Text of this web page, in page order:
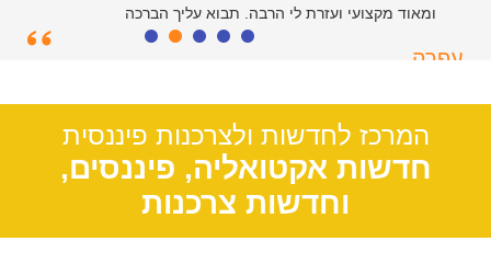
ומאוד מקצועי ועזרת לי הרבה. תבוא עליך הברכה
עפרה
המרכז לחדשות ולצרכנות פיננסית
חדשות אקטואליה, פיננסים,
וחדשות צרכנות